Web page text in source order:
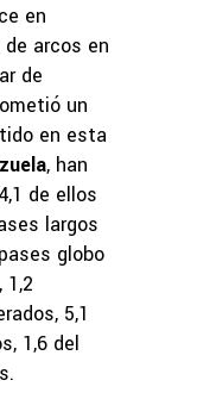
en
arcos en
de
un
en esta
, han
de ellos
largos
globo
5,1
1,6 del